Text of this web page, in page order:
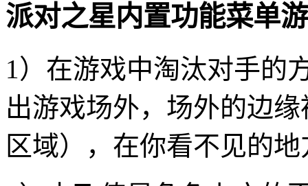
派对之星内置功能菜单
1）在游戏中淘汰对手的
出游戏场外，场外的边
区域），在你看不见的地